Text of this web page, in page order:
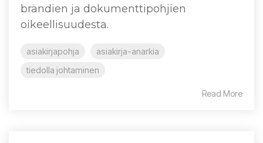
brändien ja dokumenttipohjien
oikeellisuudesta.
asiakirjapohja
asiakirja-anarkia
tiedolla johtaminen
Read More